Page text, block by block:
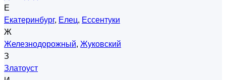
Е
Екатеринбург, Елец, Ессентуки
Ж
Железнодорожный, Жуковский
З
Златоуст